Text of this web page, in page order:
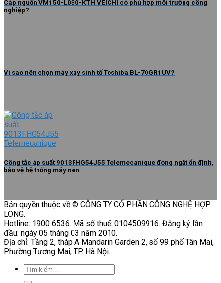
Cáp nguồn VM150-L030-KTH VEICHI có phù hợp môi trường công
nghiệp?
Vì sao nên chọn máy xay sinh tố Toshiba BL-70GR1UV?
Công tắc áp suất 9013FHG54J55 Telemecanique đóng ngắt ổn định,
bảo vệ hệ thống máy nén
Bản quyền thuộc về © CÔNG TY CỔ PHẦN CÔNG NGHỆ HỢP
LONG.
Hotline: 1900 6536. Mã số thuế: 0104509916. Đăng ký lần
đầu: ngày 05 tháng 03 năm 2010.
Địa chỉ: Tầng 2, tháp A Mandarin Garden 2, số 99 phố Tân Mai,
Phường Tương Mai, TP. Hà Nội.
Tìm
kiếm: